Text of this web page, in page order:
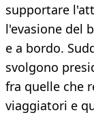
supportare
l'evasione del
e a bordo.
svolgono
fra quelle che
viaggiatori e